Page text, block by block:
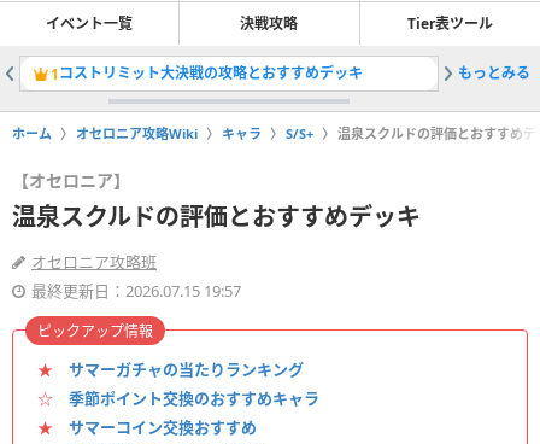
イベント一覧 決戦攻略 Tier表ツール
1コストリミット大決戦の攻略とおすすめデッキ 2ちび超
もっとみる
ホーム オセロニア攻略Wiki キャラ S/S+ 温泉スクルドの評価とおすすめデ
【オセロニア】
温泉スクルドの評価とおすすめデッキ
オセロニア攻略班
最終更新日：2026.07.15 19:57
★ サマーガチャの当たりランキング
☆ 季節ポイント交換のおすすめキャラ
★ サマーコイン交換おすすめ
ピックアップ情報